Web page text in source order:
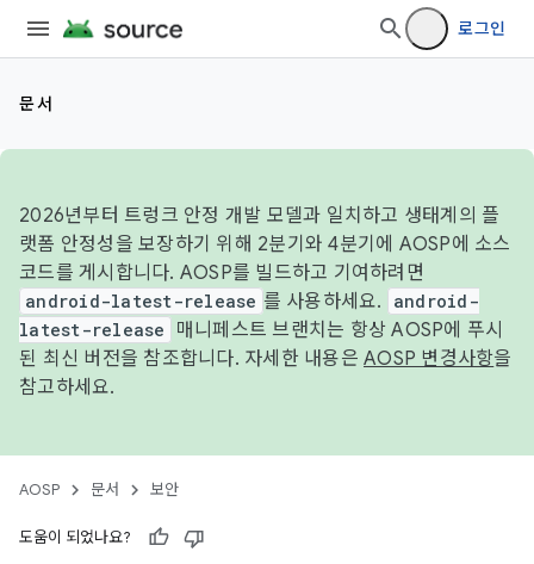
로그인
문서
2026년부터 트렁크 안정 개발 모델과 일치하고 생태계의 플
랫폼 안정성을 보장하기 위해 2분기와 4분기에 AOSP에 소스
코드를 게시합니다. AOSP를 빌드하고 기여하려면
android-latest-release 를 사용하세요.
android-
latest-release
매니페스트 브랜치는 항상 AOSP에 푸시
된 최신 버전을 참조합니다. 자세한 내용은 AOSP 변경사항을
참고하세요.
AOSP 문서 보안
도움이 되었나요?